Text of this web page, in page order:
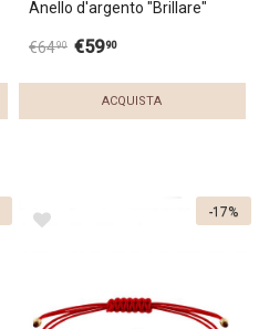
Anello d'argento "Brillare"
€6490 €5990
ACQUISTA
-17%